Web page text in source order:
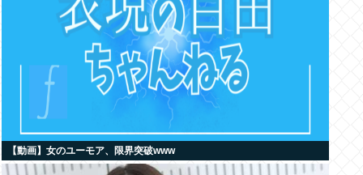
【動画】女のユーモア、限界突破www